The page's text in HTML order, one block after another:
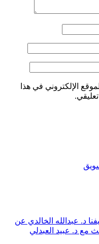
الإلكتروني في هذا